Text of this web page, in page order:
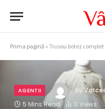
Prima pagină » Trusou botez complet
AGENTII By
5 Mins Read
0 Views